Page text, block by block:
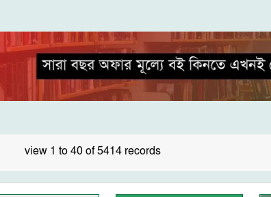
view 1 to 40 of 5414 records